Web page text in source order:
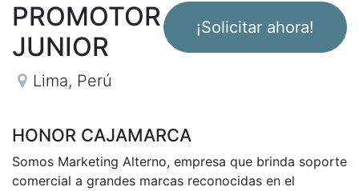
¡Solicitar ahora!
PROMOTOR
JUNIOR
Lima, Perú
HONOR CAJAMARCA
Somos Marketing Alterno, empresa que brinda soporte
comercial a grandes marcas reconocidas en el